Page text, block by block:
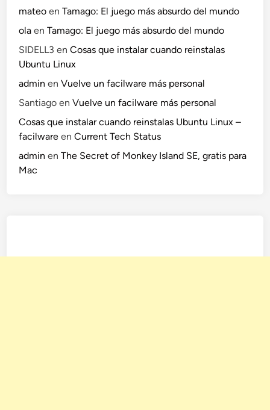
mateo enTamago: El juego más absurdo del mundo
ola enTamago: El juego más absurdo del mundo
SIDELL3 enCosas que instalar cuando reinstalas
Ubuntu Linux
admin enVuelve un facilware más personal
Santiago enVuelve un facilware más personal
Cosas que instalar cuando reinstalas Ubuntu Linux –
facilware enCurrent Tech Status
admin enThe Secret of Monkey Island SE, gratis para
Mac